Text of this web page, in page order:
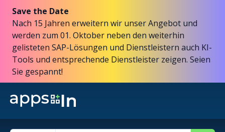
Save the Date
Nach 15 Jahren erweitern wir unser Angebot und
werden zum 01. Oktober neben den weiterhin
gelisteten SAP-Lösungen und Dienstleistern auch KI-
Tools und entsprechende Dienstleister zeigen. Seien
Sie gespannt!